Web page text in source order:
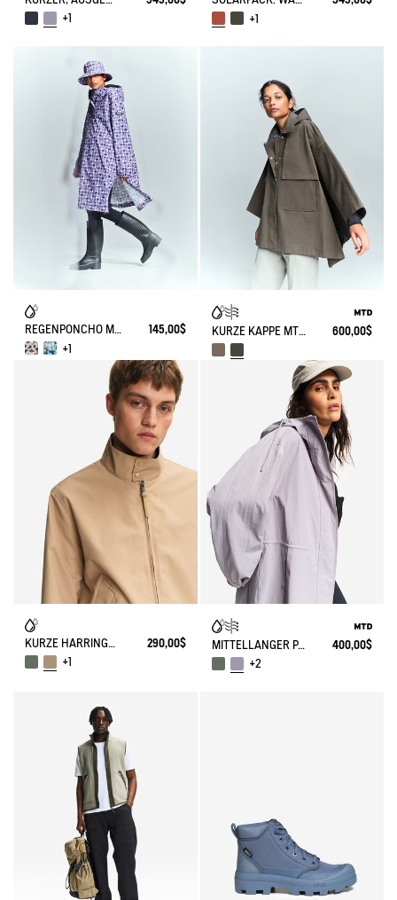
+1
+1
REGENPONCHO MIT DRUCK
145,00$
+1
KURZE KAPPE MTD® 600,00$
KURZE HARRINGTON-JACKE AUS WASSERABWEISENDEM TWILL
290,00$
+1
MITTELLANGER PARKA MIT VERSTELLBARER TAILLE MTD®
400,00$
+2